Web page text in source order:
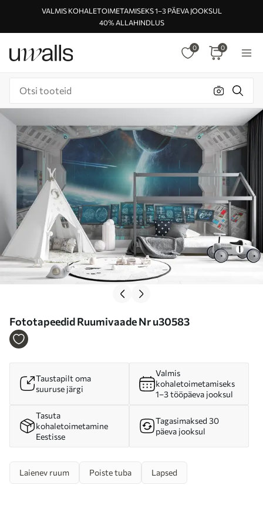
VALMIS KOHALETOIMETAMISEKS 1–3 PÄEVA JOOKSUL
40% ALLAHINDLUS
0 0
Fototapeedid Ruumivaade Nr u30583
Taustapilt oma
suuruse järgi
Valmis
kohaletoimetamiseks
1–3 tööpäeva jooksul
Tasuta
kohaletoimetamine
Eestisse
Tagasimaksed 30
päeva jooksul
Laienev ruum Poiste tuba Lapsed